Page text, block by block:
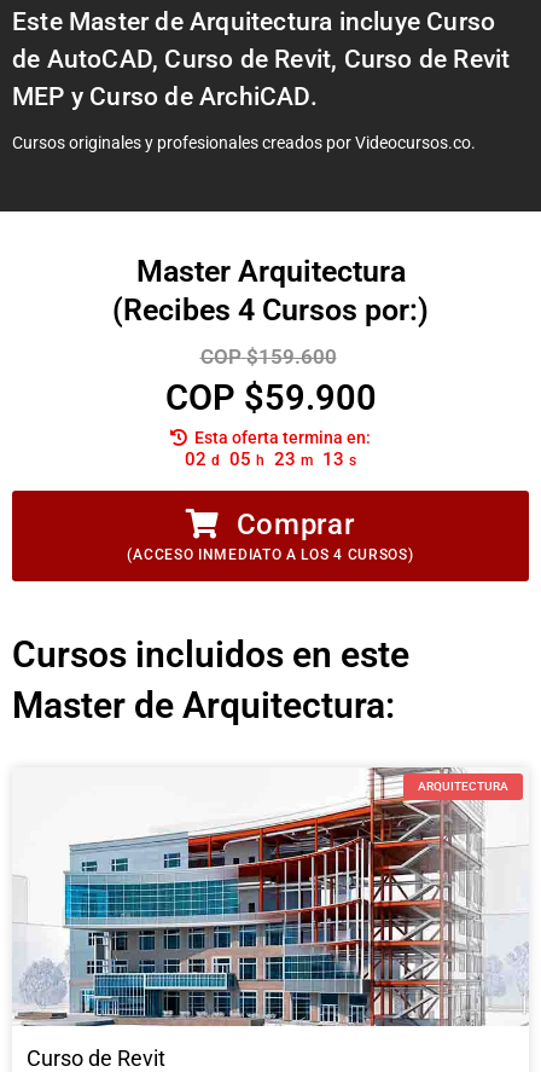
Este Master de Arquitectura incluye Curso
de AutoCAD, Curso de Revit, Curso de Revit
MEP y Curso de ArchiCAD.
Cursos originales y profesionales creados por Videocursos.co.
Master Arquitectura
(Recibes 4 Cursos por:)
COP $159.600
COP $59.900
Esta oferta termina en:
02 d 05 h 23 m 12 s
Comprar
(ACCESO INMEDIATO A LOS 4 CURSOS)
Cursos incluidos en este
Master de Arquitectura:
ARQUITECTURA
Curso de Revit